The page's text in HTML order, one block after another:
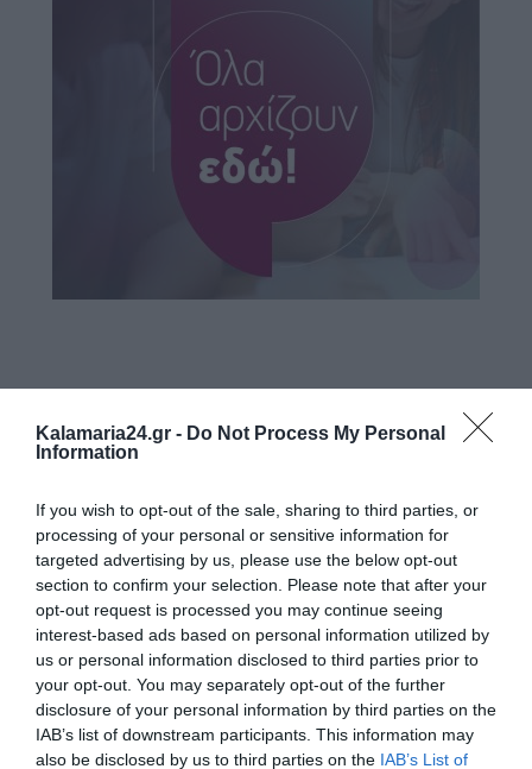
Kalamaria24.gr - Do Not Process My Personal
Information
If you wish to opt-out of the sale, sharing to third parties, or
processing of your personal or sensitive information for
targeted advertising by us, please use the below opt-out
section to confirm your selection. Please note that after your
opt-out request is processed you may continue seeing
interest-based ads based on personal information utilized by
us or personal information disclosed to third parties prior to
your opt-out. You may separately opt-out of the further
disclosure of your personal information by third parties on the
IAB’s list of downstream participants. This information may
also be disclosed by us to third parties on the IAB’s List of